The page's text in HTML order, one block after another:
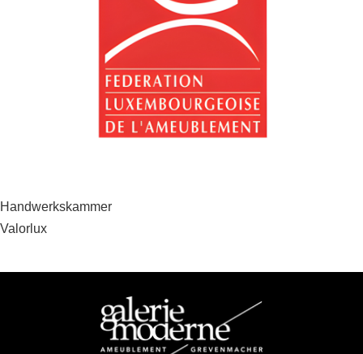
Beitragsnavigation
Handwerkskammer
Valorlux